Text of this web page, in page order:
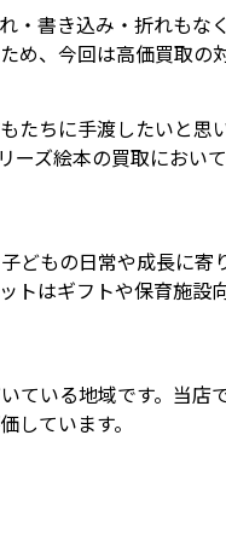
・書き込み・折れもな
、今回は高価買取の
たちに手渡したいと思
ーズ絵本の買取におい
どもの日常や成長に寄
トはギフトや保育施設
ている地域です。当店
ています。